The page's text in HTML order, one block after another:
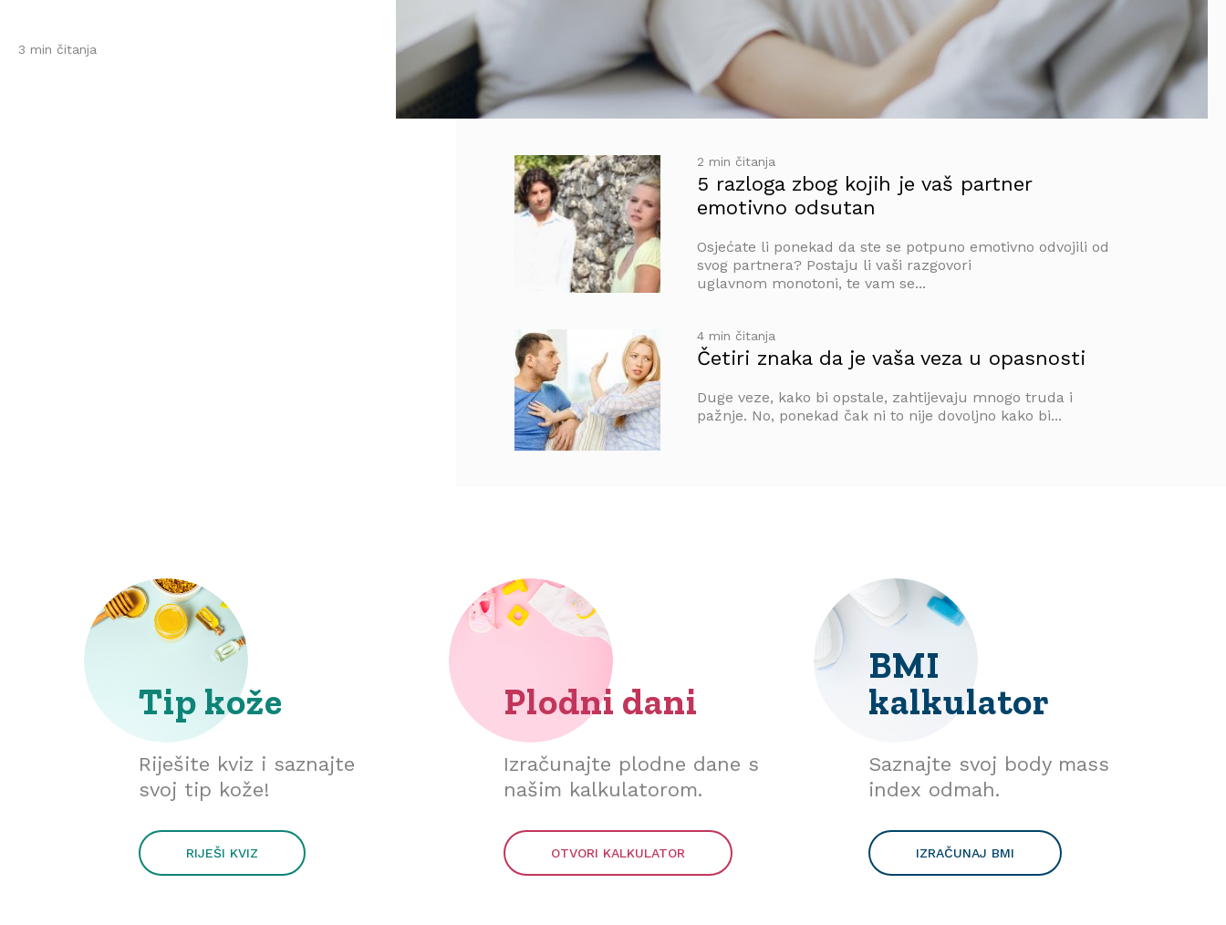
3 min čitanja
2 min čitanja
5 razloga zbog kojih je vaš partner
emotivno odsutan
Osjećate li ponekad da ste se potpuno emotivno odvojili od
svog partnera? Postaju li vaši razgovori
uglavnom monotoni, te vam se...
4 min čitanja
Četiri znaka da je vaša veza u opasnosti
Duge veze, kako bi opstale, zahtijevaju mnogo truda i
pažnje. No, ponekad čak ni to nije dovoljno kako bi...
Tip kože
Riješite kviz i saznajte
svoj tip kože!
RIJEŠI KVIZ
Plodni dani
Izračunajte plodne dane s
našim kalkulatorom.
OTVORI KALKULATOR
BMI
kalkulator
Saznajte svoj body mass
index odmah.
IZRAČUNAJ BMI